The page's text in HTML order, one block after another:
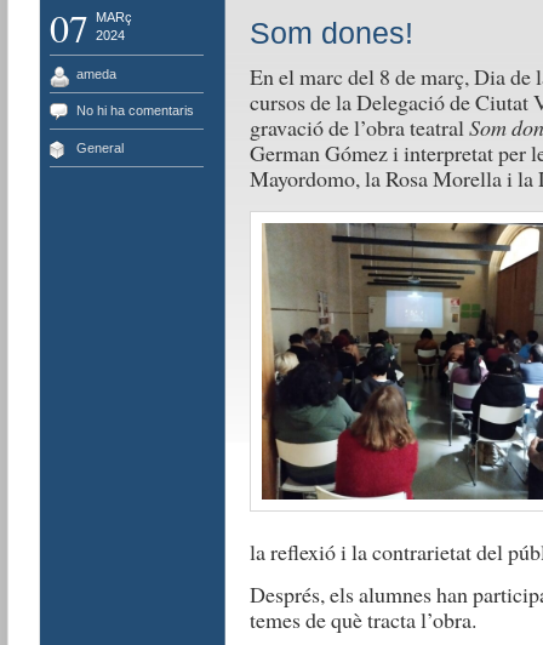
07
MARç
2024
ameda
No hi ha comentaris
General
Som dones!
En el marc del 8 de març, Dia de
cursos de la Delegació de Ciutat
gravació de l’obra teatralSom
German Gómez i interpretat per
Mayordomo, la Rosa Morella i la
la reflexió i la contrarietat del
Després, els alumnes han
temes de què tracta l’obra.